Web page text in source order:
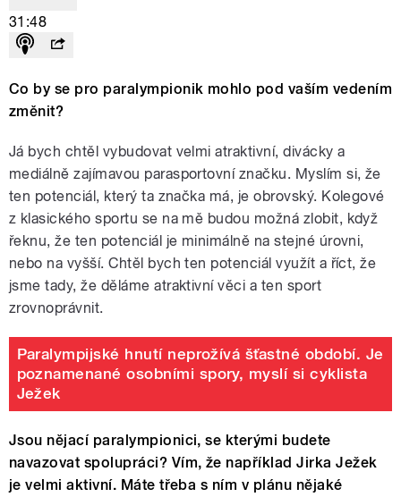
31:48
Co by se pro paralympionik mohlo pod vaším vedením
změnit?
Já bych chtěl vybudovat velmi atraktivní, divácky a
mediálně zajímavou parasportovní značku. Myslím si, že
ten potenciál, který ta značka má, je obrovský. Kolegové
z klasického sportu se na mě budou možná zlobit, když
řeknu, že ten potenciál je minimálně na stejné úrovni,
nebo na vyšší. Chtěl bych ten potenciál využít a říct, že
jsme tady, že děláme atraktivní věci a ten sport
zrovnoprávnit.
Paralympijské hnutí neprožívá šťastné období. Je
poznamenané osobními spory, myslí si cyklista
Ježek
Jsou nějací paralympionici, se kterými budete
navazovat spolupráci? Vím, že například Jirka Ježek
je velmi aktivní. Máte třeba s ním v plánu nějaké